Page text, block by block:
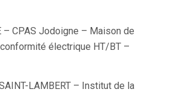
– CPAS Jodoigne – Maison de
électrique HT/BT –
LAMBERT – Institut de la